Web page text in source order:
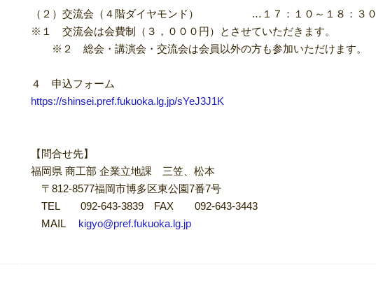
（２）交流会（４階ダイヤモンド） …１７：１０～１８：３０
※１ 交流会は会費制（３，０００円）とさせていただきます。
※２ 総会・講演会・交流会は会員以外の方も参加いただけます。
４ 申込フォーム
https://shinsei.pref.fukuoka.lg.jp/sYeJ3J1K
【問合せ先】
福岡県 商工部 企業立地課 三笠、松本
〒812-8577福岡市博多区東公園7番7号
TEL 092-643-3839 FAX 092-643-3443
MAIL kigyo@pref.fukuoka.lg.jp